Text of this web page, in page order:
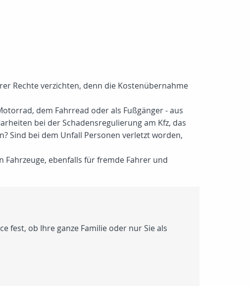
Rechte verzichten, denn die Kostenübernahme
dem Fahrread oder als Fußgänger - aus
bei der Schadensregulierung am Kfz, das
Sind bei dem Unfall Personen verletzt worden,
ebenfalls für fremde Fahrer und
fest, ob Ihre ganze Familie oder nur Sie als